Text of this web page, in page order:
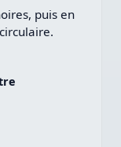
puis en